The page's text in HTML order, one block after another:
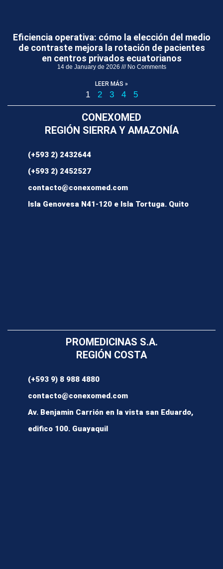
Eficiencia operativa: cómo la elección del medio
de contraste mejora la rotación de pacientes
en centros privados ecuatorianos
14 de January de 2026 No Comments
LEER MÁS »
1 2 3 4 5
CONEXOMED
REGIÓN SIERRA Y AMAZONÍA
(+593 2) 2432644
(+593 2) 2452527
contacto@conexomed.com
Isla Genovesa N41-120 e Isla Tortuga. Quito
PROMEDICINAS S.A.
REGIÓN COSTA
(+593 9) 8 988 4880
contacto@conexomed.com
Av. Benjamin Carrión en la vista san Eduardo,
edifico 100. Guayaquil